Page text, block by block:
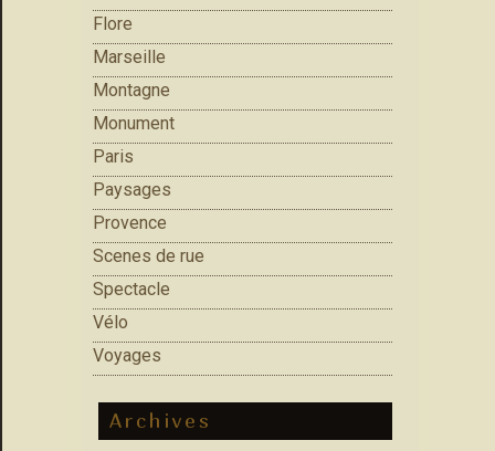
Flore
Marseille
Montagne
Monument
Paris
Paysages
Provence
Scenes de rue
Spectacle
Vélo
Voyages
Archives